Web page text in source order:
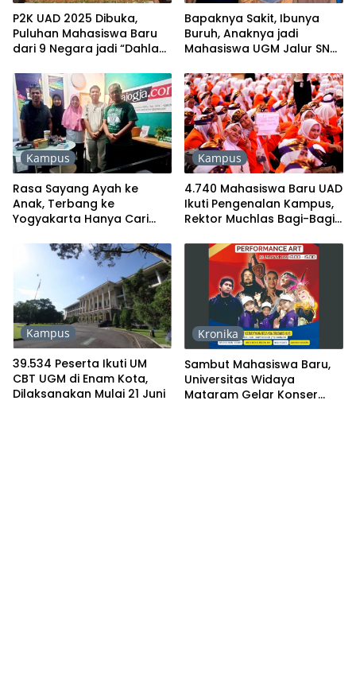
P2K UAD 2025 Dibuka,
Puluhan Mahasiswa Baru
dari 9 Negara jadi “Dahlan
Bapaknya Sakit, Ibunya
Buruh, Anaknya jadi
Mahasiswa UGM Jalur SNBP
Kampus
Rasa Sayang Ayah ke
Anak, Terbang ke
Yogyakarta Hanya Cari
Kampus
4.740 Mahasiswa Baru UAD
Ikuti Pengenalan Kampus,
Rektor Muchlas Bagi-Bagi
Kampus
39.534 Peserta Ikuti UM
CBT UGM di Enam Kota,
Dilaksanakan Mulai 21 Juni
Kronika
Sambut Mahasiswa Baru,
Universitas Widaya
Mataram Gelar Konser